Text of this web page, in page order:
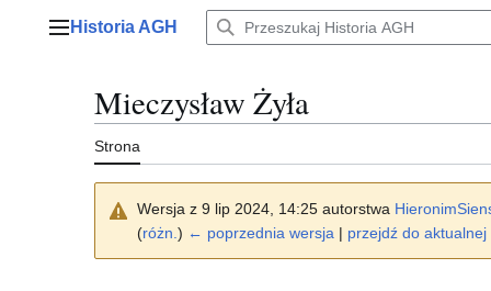
Menu główne
Historia AGH
Mieczysław Żyła
Strona
Wersja z 9 lip 2024, 14:25 autorstwa
(różn. ) ← poprzednia wersja | przejdź do aktualnej